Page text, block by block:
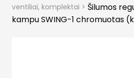
ventiliai, komplektai > Šilumos
kampu SWING-1 chromuotas